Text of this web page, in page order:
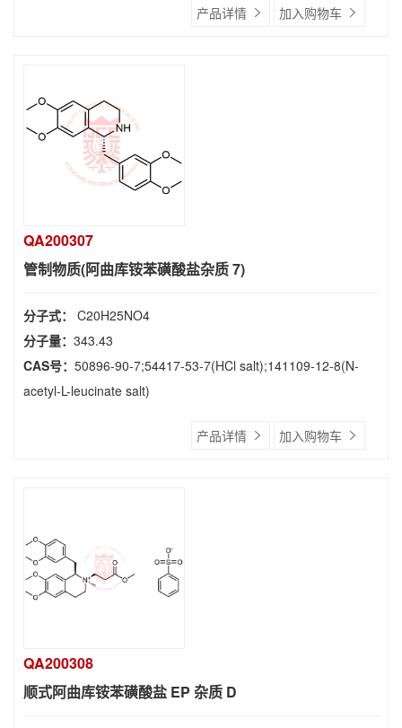
产品详情 加入购物车
QA200307
管制物质(阿曲库铵苯磺酸盐杂质 7)
分子式： C20H25NO4
分子量： 343.43
CAS号： 50896-90-7;54417-53-7(HCl salt);141109-12-8(N-
acetyl-L-leucinate salt)
产品详情 加入购物车
QA200308
顺式阿曲库铵苯磺酸盐 EP 杂质 D